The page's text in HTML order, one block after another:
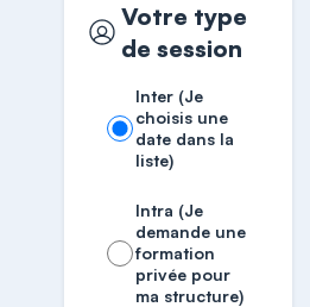
Votre type
de session
Inter (Je
choisis une
date dans la
liste)
Intra (Je
demande une
formation
privée pour
ma structure)